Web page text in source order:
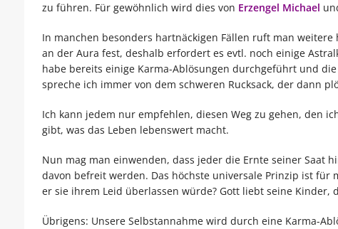
zu führen. Für gewöhnlich wird dies von Erzengel Michael
In manchen besonders hartnäckigen Fällen ruft man
an der Aura fest, deshalb erfordert es evtl. noch einige
habe bereits einige Karma-Ablösungen durchgeführt und
spreche ich immer von dem schweren Rucksack, der dann
Ich kann jedem nur empfehlen, diesen Weg zu gehen, den
gibt, was das Leben lebenswert macht.
Nun mag man einwenden, dass jeder die Ernte seiner Saat
davon befreit werden. Das höchste universale Prinzip ist für
er sie ihrem Leid überlassen würde? Gott liebt seine Kinder,
Übrigens: Unsere Selbstannahme wird durch eine Karma-